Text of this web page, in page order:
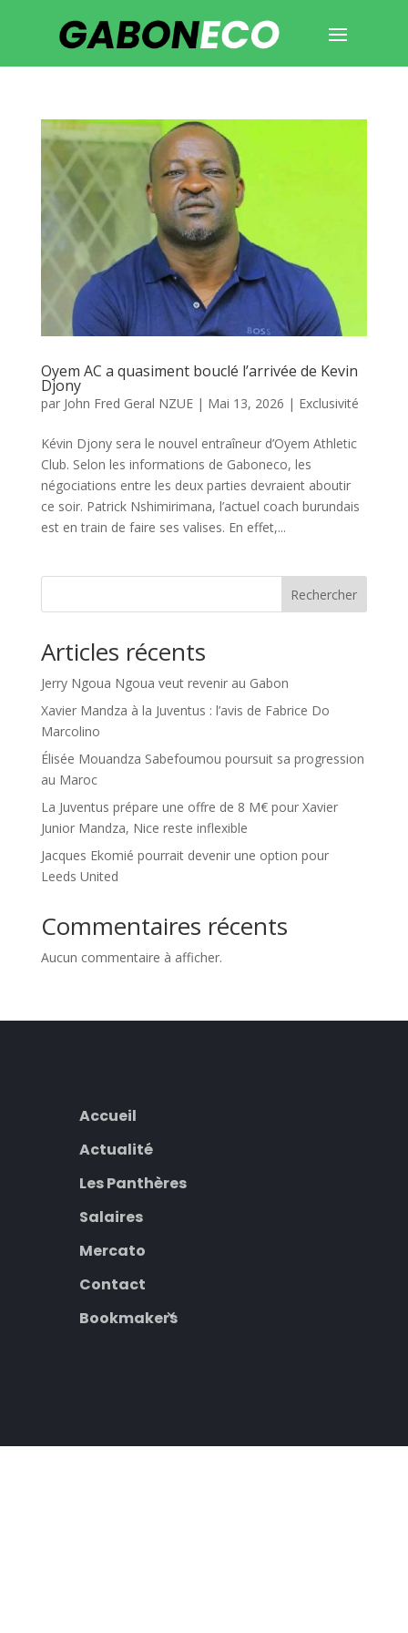
Oyem AC a quasiment bouclé l’arrivée de Kevin
Djony
par John Fred Geral NZUE| Mai 13, 2026 | Exclusivité
Kévin Djony sera le nouvel entraîneur d’Oyem Athletic
Club. Selon les informations de Gaboneco, les
négociations entre les deux parties devraient aboutir
ce soir. Patrick Nshimirimana, l’actuel coach burundais
est en train de faire ses valises. En effet,...
Rechercher
Articles récents
Jerry Ngoua Ngoua veut revenir au Gabon
Xavier Mandza à la Juventus : l’avis de Fabrice Do
Marcolino
Élisée Mouandza Sabefoumou poursuit sa progression
au Maroc
La Juventus prépare une offre de 8 M€ pour Xavier
Junior Mandza, Nice reste inflexible
Jacques Ekomié pourrait devenir une option pour
Leeds United
Commentaires récents
Aucun commentaire à afficher.
Accueil
Actualité
Les Panthères
Salaires
Mercato
Contact
Bookmakers